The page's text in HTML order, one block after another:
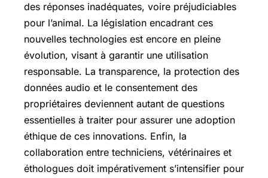
des réponses inadéquates, voire préjudiciables
pour l’animal. La législation encadrant ces
nouvelles technologies est encore en pleine
évolution, visant à garantir une utilisation
responsable. La transparence, la protection des
données audio et le consentement des
propriétaires deviennent autant de questions
essentielles à traiter pour assurer une adoption
éthique de ces innovations. Enfin, la
collaboration entre techniciens, vétérinaires et
éthologues doit impérativement s’intensifier pour